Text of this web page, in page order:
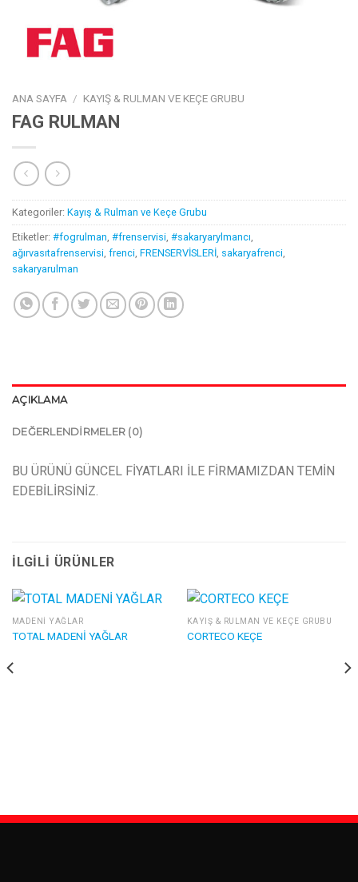
ANA SAYFA / KAYIŞ & RULMAN VE KEÇE GRUBU
FAG RULMAN
Kategoriler: Kayış & Rulman ve Keçe Grubu
Etiketler: #fogrulman #frenservisi #sakaryarylmancı
ağırvasıtafrenservisi frenci FRENSERVİSLERİ sakaryafrenci
sakaryarulman
AÇIKLAMA
DEĞERLENDIRMELER (0)
BU ÜRÜNÜ GÜNCEL FİYATLARI İLE FİRMAMIZDAN TEMİN
EDEBİLİRSİNİZ.
İLGILI ÜRÜNLER
MADENI YAĞLAR
TOTAL MADENİ YAĞLAR
KAYIŞ & RULMAN VE KEÇE GRUBU
CORTECO KEÇE